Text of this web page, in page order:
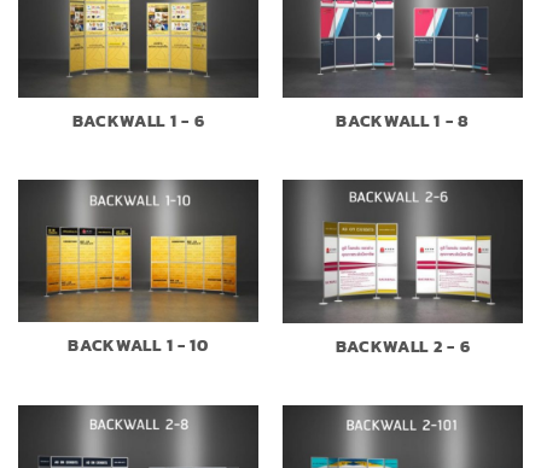
BACKWALL 1 - 6 BACKWALL 1 - 8
BACKWALL 1 - 10 BACKWALL 2 - 6